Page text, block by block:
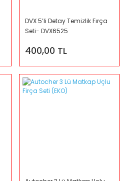
DVX 5’li Detay Temizlik Fırça
Seti- DVX6525
400,00 TL